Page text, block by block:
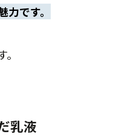
です。
乳液